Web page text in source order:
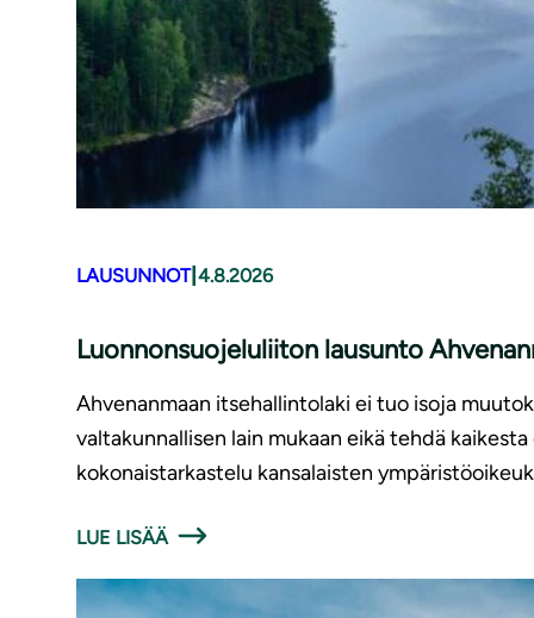
LAUSUNNOT| 4.8.2026
Luonnonsuojeluliiton lausunto
Ahvenanmaan itsehallintolaki ei tuo isoja
valtakunnallisen lain mukaan eikä tehdä
kokonaistarkastelu kansalaisten
LUE LISÄÄ